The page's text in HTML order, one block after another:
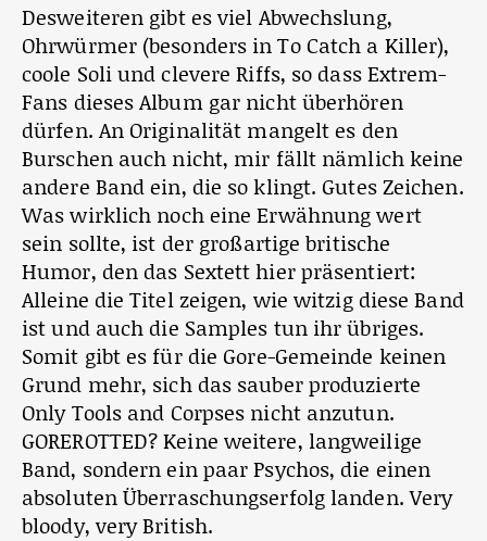
Desweiteren gibt es viel Abwechslung,
Ohrwürmer (besonders in To Catch a Killer),
coole Soli und clevere Riffs, so dass Extrem-
Fans dieses Album gar nicht überhören
dürfen. An Originalität mangelt es den
Burschen auch nicht, mir fällt nämlich keine
andere Band ein, die so klingt. Gutes Zeichen.
Was wirklich noch eine Erwähnung wert
sein sollte, ist der großartige britische
Humor, den das Sextett hier präsentiert:
Alleine die Titel zeigen, wie witzig diese Band
ist und auch die Samples tun ihr übriges.
Somit gibt es für die Gore-Gemeinde keinen
Grund mehr, sich das sauber produzierte
Only Tools and Corpses nicht anzutun.
GOREROTTED? Keine weitere, langweilige
Band, sondern ein paar Psychos, die einen
absoluten Überraschungserfolg landen. Very
bloody, very British.